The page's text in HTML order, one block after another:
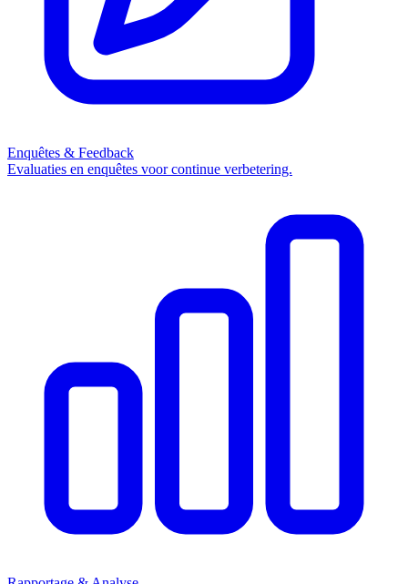
Enquêtes & Feedback
Evaluaties en enquêtes voor continue verbetering.